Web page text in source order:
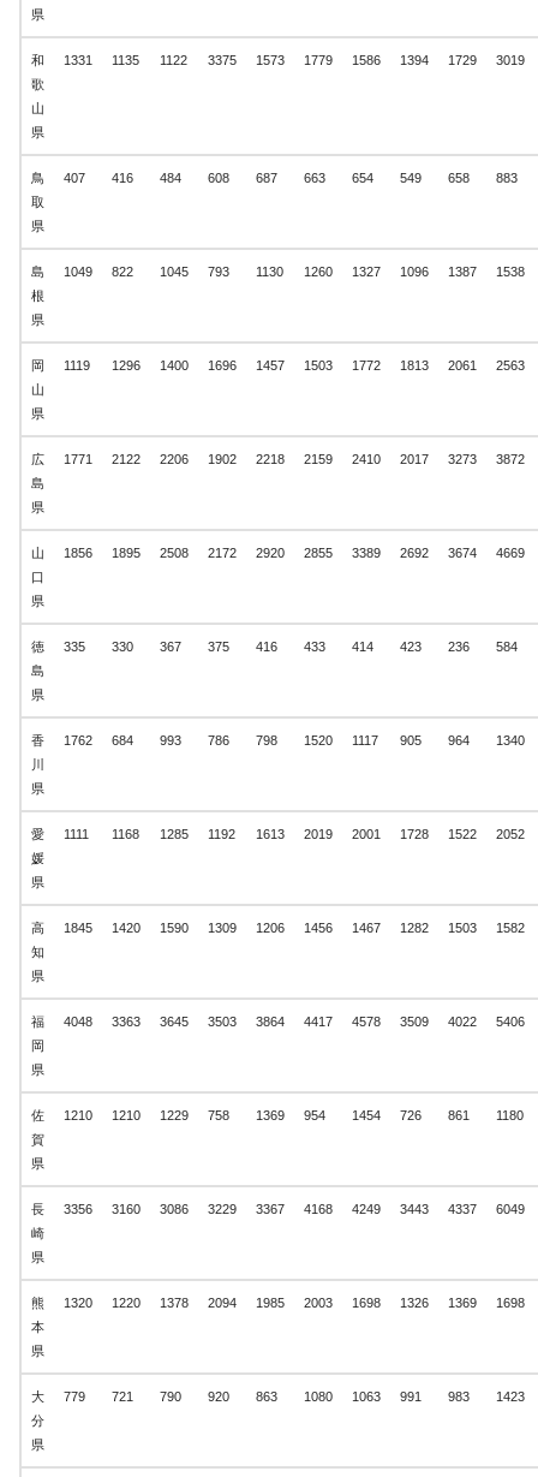
県
和
歌
山
県
1331 1135 1122 3375 1573 1779 1586 1394 1729 3019
鳥
取
県
407 416 484 608 687 663 654 549 658 883
島
根
県
1049 822 1045 793 1130 1260 1327 1096 1387 1538
岡
山
県
1119 1296 1400 1696 1457 1503 1772 1813 2061 2563
広
島
県
1771 2122 2206 1902 2218 2159 2410 2017 3273 3872
山
口
県
1856 1895 2508 2172 2920 2855 3389 2692 3674 4669
徳
島
県
335 330 367 375 416 433 414 423 236 584
香
川
県
1762 684 993 786 798 1520 1117 905 964 1340
愛
媛
県
1111 1168 1285 1192 1613 2019 2001 1728 1522 2052
高
知
県
1845 1420 1590 1309 1206 1456 1467 1282 1503 1582
福
岡
県
4048 3363 3645 3503 3864 4417 4578 3509 4022 5406
佐
賀
県
1210 1210 1229 758 1369 954 1454 726 861 1180
長
崎
県
3356 3160 3086 3229 3367 4168 4249 3443 4337 6049
熊
本
県
1320 1220 1378 2094 1985 2003 1698 1326 1369 1698
大
分
県
779 721 790 920 863 1080 1063 991 983 1423